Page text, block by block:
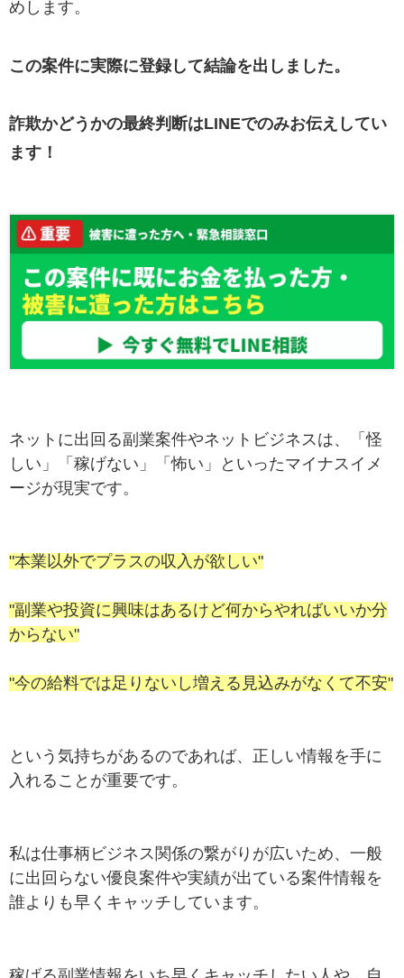
めします。
この案件に実際に登録して結論を出しました。
詐欺かどうかの最終判断はLINEでのみお伝えしてい
ます！
ネットに出回る副業案件やネットビジネスは、「怪
しい」「稼げない」「怖い」といったマイナスイメ
ージが現実です。
"本業以外でプラスの収入が欲しい"
"副業や投資に興味はあるけど何からやればいいか分
からない"
"今の給料では足りないし増える見込みがなくて不安"
という気持ちがあるのであれば、正しい情報を手に
入れることが重要です。
私は仕事柄ビジネス関係の繋がりが広いため、一般
に出回らない優良案件や実績が出ている案件情報を
誰よりも早くキャッチしています。